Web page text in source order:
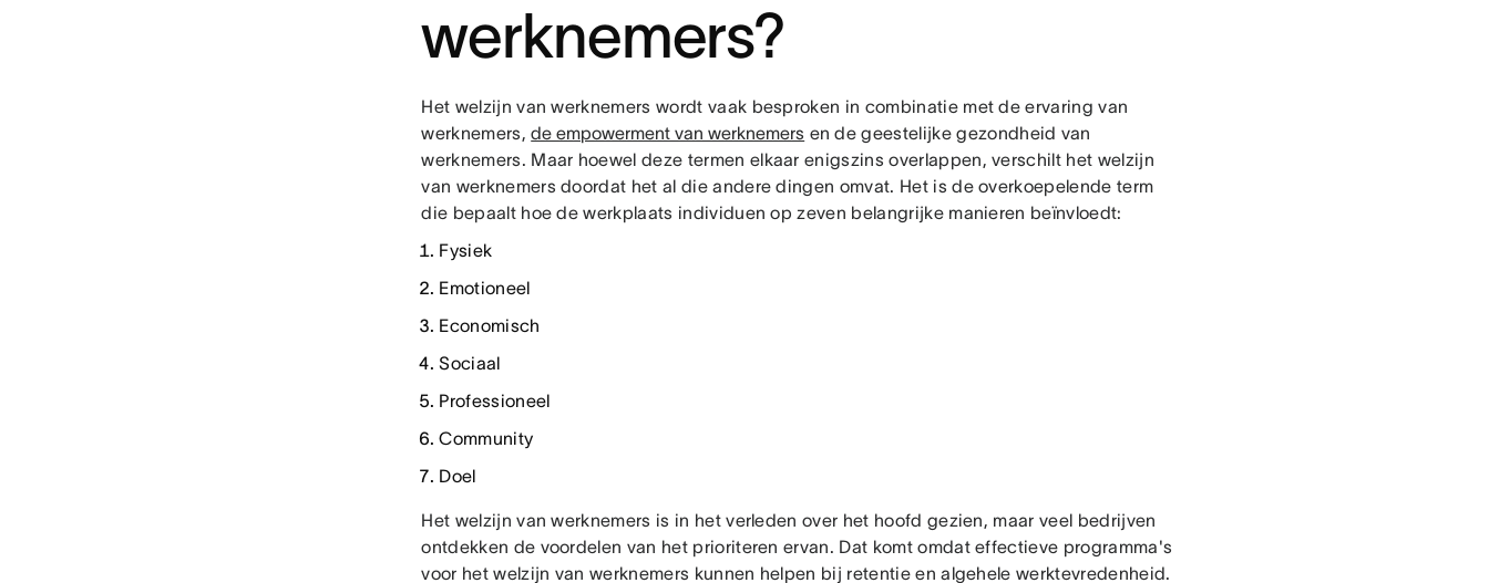
werknemers?
Het welzijn van werknemers wordt vaak besproken in combinatie met de ervaring van
werknemers,de empowerment van werknemers en de geestelijke gezondheid van
werknemers. Maar hoewel deze termen elkaar enigszins overlappen, verschilt het welzijn
van werknemers doordat het al die andere dingen omvat. Het is de overkoepelende term
die bepaalt hoe de werkplaats individuen op zeven belangrijke manieren beïnvloedt:
Fysiek
Emotioneel
Economisch
Sociaal
Professioneel
Community
Doel
Het welzijn van werknemers is in het verleden over het hoofd gezien, maar veel bedrijven
ontdekken de voordelen van het prioriteren ervan. Dat komt omdat effectieve programma's
voor het welzijn van werknemers kunnen helpen bij retentie en algehele werktevredenheid.